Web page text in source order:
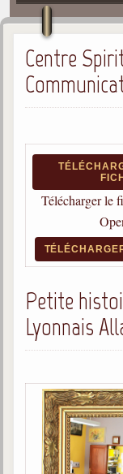
Contact /
Plan
Spiritisme
Les bases du
La doctrine
But des
Esprits
Médiums
Allan Kardec
1804-1869
Léon Denis
1846-1927
Centre
Télécharger le
Petite
Lyonnais